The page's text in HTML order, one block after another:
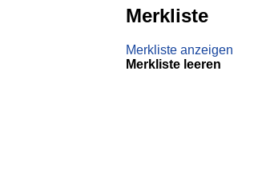
Merkliste
Merkliste anzeigen
Merkliste leeren